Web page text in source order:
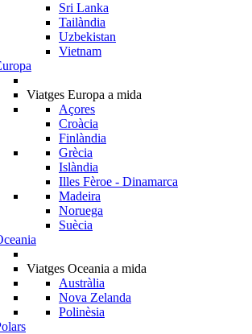
Sri Lanka
Tailàndia
Uzbekistan
Vietnam
Viatges Europa a mida
Açores
Croàcia
Finlàndia
Grècia
Islàndia
Illes Fèroe - Dinamarca
Madeira
Noruega
Suècia
Viatges Oceania a mida
Austràlia
Nova Zelanda
Polinèsia